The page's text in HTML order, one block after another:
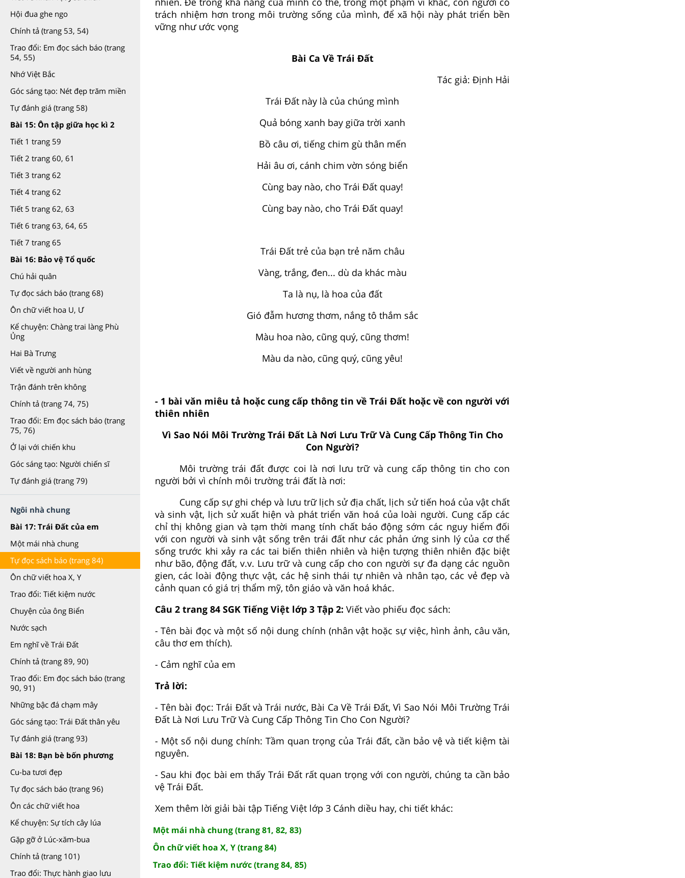
Hội đua ghe ngo
Chính tả (trang 53, 54)
Trao đổi: Em đọc sách báo (trang
54, 55)
Nhớ Việt Bắc
Góc sáng tạo: Nét đẹp trăm miền
Tự đánh giá (trang 58)
Bài 15: Ôn tập giữa học kì 2
Tiết 1 trang 59
Tiết 2 trang 60, 61
Tiết 3 trang 62
Tiết 4 trang 62
Tiết 5 trang 62, 63
Tiết 6 trang 63, 64, 65
Tiết 7 trang 65
Bài 16: Bảo vệ Tổ quốc
Chú hải quân
Tự đọc sách báo (trang 68)
Ôn chữ viết hoa U, Ư
Kể chuyện: Chàng trai làng Phù
Ủng
Hai Bà Trưng
Viết về người anh hùng
Trận đánh trên không
Chính tả (trang 74, 75)
Trao đổi: Em đọc sách báo (trang
75, 76)
Ở lại với chiến khu
Góc sáng tạo: Người chiến sĩ
Tự đánh giá (trang 79)
Ngôi nhà chung
Bài 17: Trái Đất của em
Một mái nhà chung
Tự đọc sách báo (trang 84)
Ôn chữ viết hoa X, Y
Trao đổi: Tiết kiệm nước
Chuyện của ông Biển
Nước sạch
Em nghĩ về Trái Đất
Chính tả (trang 89, 90)
Trao đổi: Em đọc sách báo (trang
90, 91)
Những bậc đá chạm mây
Góc sáng tạo: Trái Đất thân yêu
Tự đánh giá (trang 93)
Bài 18: Bạn bè bốn phương
Cu-ba tươi đẹp
Tự đọc sách báo (trang 96)
Ôn các chữ viết hoa
Kể chuyện: Sự tích cây lúa
Gặp gỡ ở Lúc-xăm-bua
Chính tả (trang 101)
Trao đổi: Thực hành giao lưu
trách nhiệm hơn trong môi trường sống của mình, để xã hội này phát triển bền
vững như ước vọng
Bài Ca Về Trái Đất
Tác giả: Định Hải
Trái Đất này là của chúng mình
Quả bóng xanh bay giữa trời xanh
Bồ câu ơi, tiếng chim gù thân mến
Hải âu ơi, cánh chim vờn sóng biển
Cùng bay nào, cho Trái Đất quay!
Cùng bay nào, cho Trái Đất quay!
Trái Đất trẻ của bạn trẻ năm châu
Vàng, trắng, đen... dù da khác màu
Ta là nụ, là hoa của đất
Gió đẫm hương thơm, nắng tô thắm sắc
Màu hoa nào, cũng quý, cũng thơm!
Màu da nào, cũng quý, cũng yêu!
- 1 bài văn miêu tả hoặc cung cấp thông tin về Trái Đất hoặc về con người với
thiên nhiên
Vì Sao Nói Môi Trường Trái Đất Là Nơi Lưu Trữ Và Cung Cấp Thông Tin Cho
Con Người?
Môi trường trái đất được coi là nơi lưu trữ và cung cấp thông tin cho con
người bởi vì chính môi trường trái đất là nơi:
Cung cấp sự ghi chép và lưu trữ lịch sử địa chất, lịch sử tiến hoá của vật chất
và sinh vật, lịch sử xuất hiện và phát triển văn hoá của loài người. Cung cấp các
chỉ thị không gian và tạm thời mang tính chất báo động sớm các nguy hiểm đối
với con người và sinh vật sống trên trái đất như các phản ứng sinh lý của cơ thể
sống trước khi xảy ra các tai biến thiên nhiên và hiện tượng thiên nhiên đặc biệt
như bão, động đất, v.v. Lưu trữ và cung cấp cho con người sự đa dạng các nguồn
gien, các loài động thực vật, các hệ sinh thái tự nhiên và nhân tạo, các vẻ đẹp và
cảnh quan có giá trị thẩm mỹ, tôn giáo và văn hoá khác.
Câu 2 trang 84 SGK Tiếng Việt lớp 3 Tập 2: Viết vào phiếu đọc sách:
- Tên bài đọc và một số nội dung chính (nhân vật hoặc sự việc, hình ảnh, câu văn,
câu thơ em thích).
- Cảm nghĩ của em
Trả lời:
- Tên bài đọc: Trái Đất và Trái nước, Bài Ca Về Trái Đất, Vì Sao Nói Môi Trường Trái
Đất Là Nơi Lưu Trữ Và Cung Cấp Thông Tin Cho Con Người?
- Một số nội dung chính: Tầm quan trọng của Trái đất, cần bảo vệ và tiết kiệm tài
nguyên.
- Sau khi đọc bài em thấy Trái Đất rất quan trọng với con người, chúng ta cần bảo
vệ Trái Đất.
Xem thêm lời giải bài tập Tiếng Việt lớp 3 Cánh diều hay, chi tiết khác:
Một mái nhà chung (trang 81, 82, 83)
Ôn chữ viết hoa X, Y (trang 84)
Trao đổi: Tiết kiệm nước (trang 84, 85)